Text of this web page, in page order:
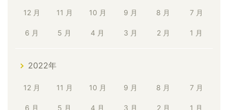
12 月 11 月 10 月 9 月 8 月 7 月
6 月 5 月 4 月 3 月 2 月 1 月
2022年
12 月 11 月 10 月 9 月 8 月 7 月
6 月 5 月 4 月 3 月 2 月 1 月